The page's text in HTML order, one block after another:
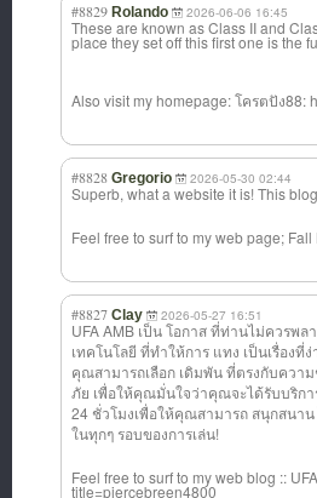
#8829 Rolando 2026-06-06 16:45
These are known as Class II and
place they set off this first one is the
Also visit my homepage: โครตปัง88:
#8828 Gregorio 2026-05-30 02:44
Superb, what a website it is! This
Feel free to surf to my web page;
#8827 Clay 2026-05-27 16:51
UFA AMB เป็น โอกาส ที่ท่านไม่ควรพล
เทคโนโลยี ที่ทำให้การ แทง เป็นเรื่องที่ง่
คุณสามารถเลือก เดิมพัน ที่ตรงกับควา
ภัย เพื่อให้คุณมั่นใจว่าคุณจะได้รับบริก
24 ชั่วโมงเพื่อให้คุณสามารถ สนุกสนาน
ในทุกๆ รอบของการเล่น!
Feel free to surf to my web blog ::
title=piercebreen4800